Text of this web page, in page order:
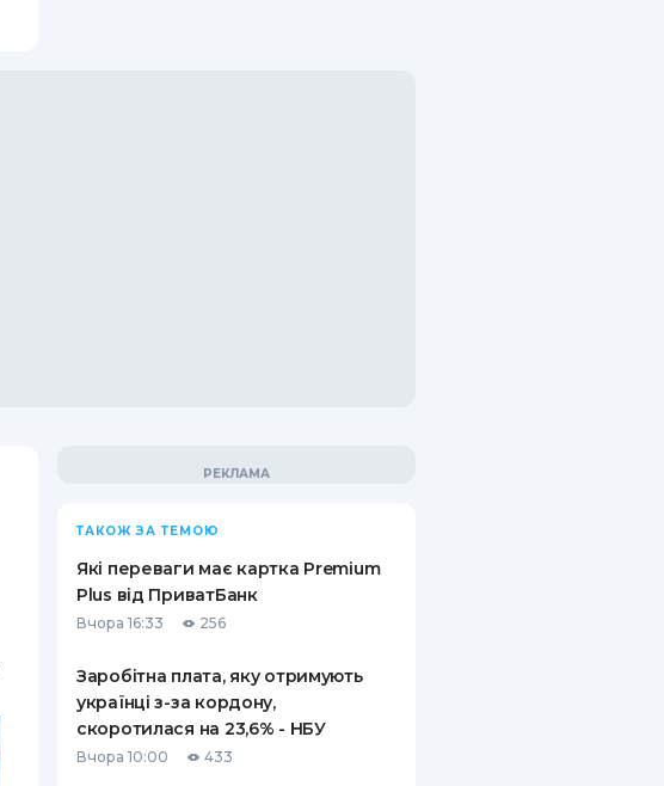
ТАКОЖ ЗА ТЕМОЮ
Які переваги має картка Premium
Plus від ПриватБанк
Вчора 16:33 256
Заробітна плата, яку отримують
українці з-за кордону,
скоротилася на 23,6% - НБУ
Вчора 10:00 433